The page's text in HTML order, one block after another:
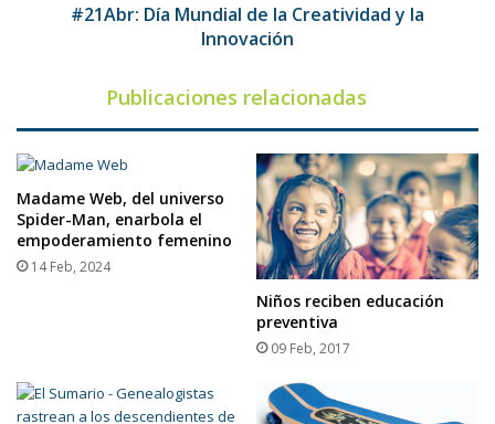
#21Abr: Día Mundial de la Creatividad y la
Innovación
Publicaciones relacionadas
Madame Web, del universo
Spider-Man, enarbola el
empoderamiento femenino
14 Feb, 2024
Niños reciben educación
preventiva
09 Feb, 2017